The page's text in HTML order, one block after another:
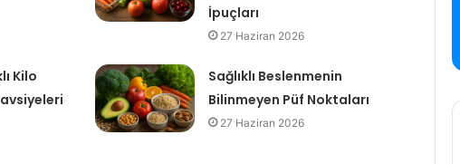
İpuçları
27 Haziran 2026
Kilo
Sağlıklı Beslenmenin
Bilinmeyen Püf Noktaları
27 Haziran 2026